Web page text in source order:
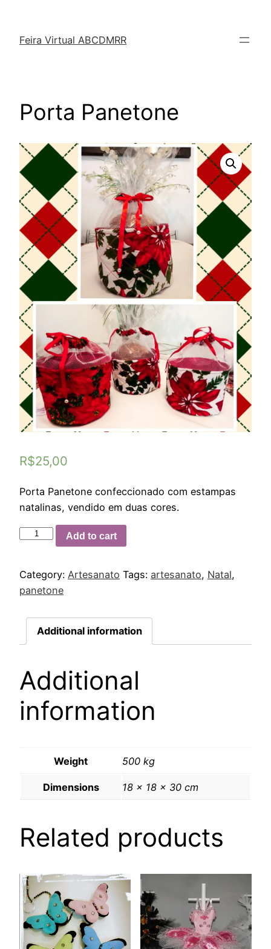
Feira Virtual ABCDMRR
Porta Panetone
R$25,00
Porta Panetone confeccionado com estampas
natalinas, vendido em duas cores.
Add to cart
Category: Artesanato Tags: artesanato, Natal,
panetone
Additional information
Additional
information
Weight 500 kg
Dimensions 18 × 18 × 30 cm
Related products